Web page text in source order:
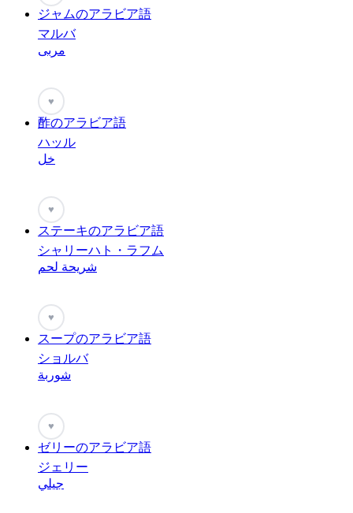
ジャムのアラビア語
マルバ
مربى
♥
酢のアラビア語
ハッル
خل
♥
ステーキのアラビア語
シャリーハト・ラフム
شريحة لحم
♥
スープのアラビア語
ショルバ
شوربة
♥
ゼリーのアラビア語
ジェリー
جيلي